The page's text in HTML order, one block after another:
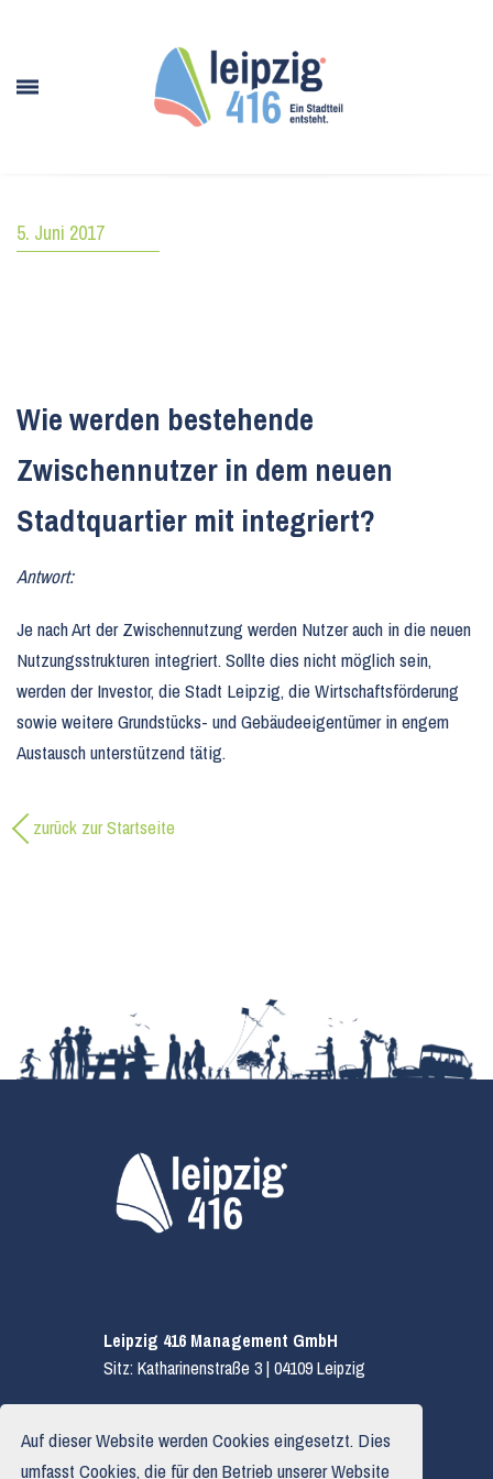
5. Juni 2017
Wie werden bestehende
Zwischennutzer in dem neuen
Stadtquartier mit integriert?
Antwort:
Je nach Art der Zwischennutzung werden Nutzer auch in die neuen
Nutzungsstrukturen integriert. Sollte dies nicht möglich sein,
werden der Investor, die Stadt Leipzig, die Wirtschaftsförderung
sowie weitere Grundstücks- und Gebäudeeigentümer in engem
Austausch unterstützend tätig.
zurück zur Startseite
Leipzig 416 Management GmbH
Sitz: Katharinenstraße 3 | 04109 Leipzig
T.
0341 319 590 03
Auf dieser Website werden Cookies eingesetzt. Dies
umfasst Cookies, die für den Betrieb unserer Website